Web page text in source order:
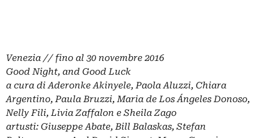
Venezia // fino al 30 novembre 2016
Good Night, and Good Luck
a cura di Aderonke Akinyele, Paola Aluzzi, Chiara
Argentino, Paula Bruzzi, Maria de Los Ángeles Donoso,
Nelly Fili, Livia Zaffalon e Sheila Zago
artusti: Giuseppe Abate, Bill Balaskas, Stefan